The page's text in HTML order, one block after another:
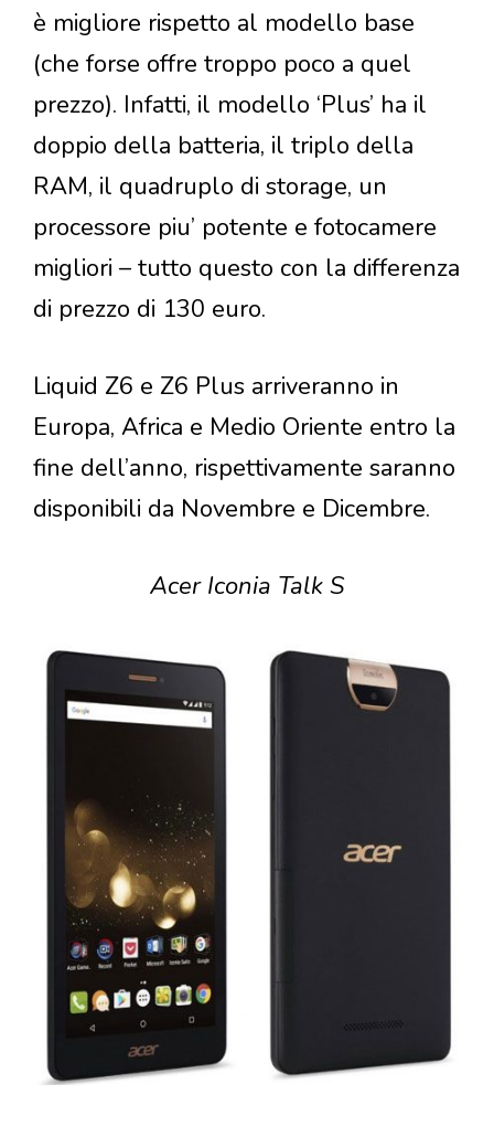
è migliore rispetto al modello base
(che forse offre troppo poco a quel
prezzo). Infatti, il modello ‘Plus’ ha il
doppio della batteria, il triplo della
RAM, il quadruplo di storage, un
processore piu’ potente e fotocamere
migliori – tutto questo con la differenza
di prezzo di 130 euro.
Liquid Z6 e Z6 Plus arriveranno in
Europa, Africa e Medio Oriente entro la
fine dell’anno, rispettivamente saranno
disponibili da Novembre e Dicembre.
Acer Iconia Talk S